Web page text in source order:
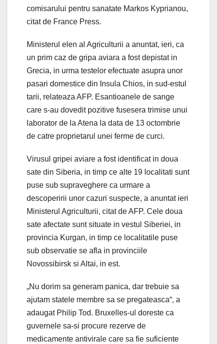
comisarului pentru sanatate Markos Kyprianou,
citat de France Press.
Ministerul elen al Agriculturii a anuntat, ieri, ca
un prim caz de gripa aviara a fost depistat in
Grecia, in urma testelor efectuate asupra unor
pasari domestice din Insula Chios, in sud-estul
tarii, relateaza AFP. Esantioanele de sange
care s-au dovedit pozitive fusesera trimise unui
laborator de la Atena la data de 13 octombrie
de catre proprietarul unei ferme de curci.
Virusul gripei aviare a fost identificat in doua
sate din Siberia, in timp ce alte 19 localitati sunt
puse sub supraveghere ca urmare a
descoperirii unor cazuri suspecte, a anuntat ieri
Ministerul Agriculturii, citat de AFP. Cele doua
sate afectate sunt situate in vestul Siberiei, in
provincia Kurgan, in timp ce localitatile puse
sub observatie se afla in provinciile
Novossibirsk si Altai, in est.
„Nu dorim sa generam panica, dar trebuie sa
ajutam statele membre sa se pregateasca“, a
adaugat Philip Tod. Bruxelles-ul doreste ca
guvernele sa-si procure rezerve de
medicamente antivirale care sa fie suficiente